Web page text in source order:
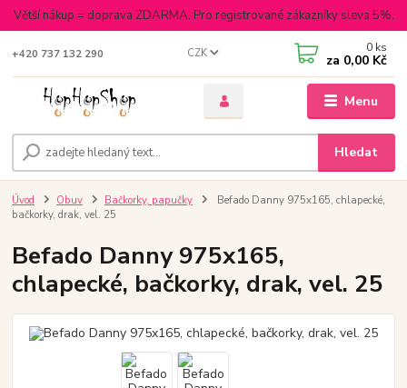
Větší nákup = doprava ZDARMA. Pro registrované zákazníky sleva 5%.
Menu
CZK
Hledat
+420 737 132 290 0 ks
za 0,00 Kč
Úvod Obuv Bačkorky, papučky
Befado Danny 975x165, chlapecké,
bačkorky, drak, vel. 25
Befado Danny 975x165,
chlapecké, bačkorky, drak, vel. 25